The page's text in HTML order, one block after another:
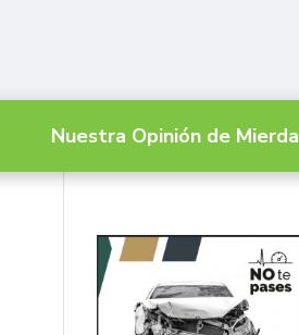
Nuestra Opinión de Mierda